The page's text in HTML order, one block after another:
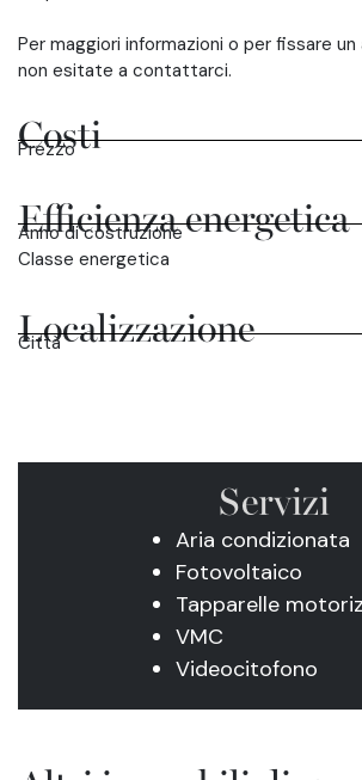
Per maggiori informazioni o per fissare
non esitate a contattarci.
Costi
Prezzo
Efficienza energetica
Anno di costruzione
Classe energetica
Localizzazione
Città
Servizi
Aria condizionata
Fotovoltaico
Tapparelle
VMC
Videocitofono